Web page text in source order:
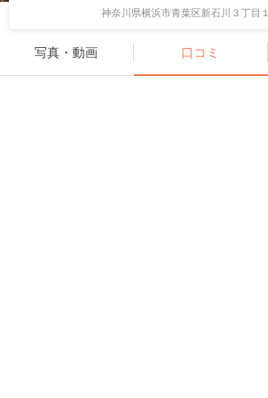
神奈川県横浜市青葉区新石川３丁目
写真・動画 口コミ